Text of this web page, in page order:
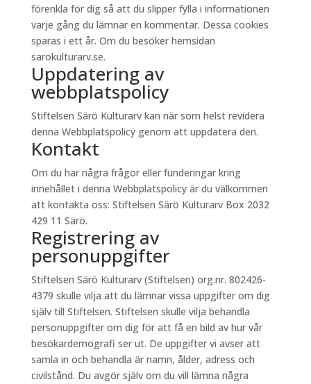
förenkla för dig så att du slipper fylla i informationen
varje gång du lämnar en kommentar. Dessa cookies
sparas i ett år. Om du besöker hemsidan
sarokulturarv.se.
Uppdatering av
webbplatspolicy
Stiftelsen Särö Kulturarv kan när som helst revidera
denna Webbplatspolicy genom att uppdatera den.
Kontakt
Om du har några frågor eller funderingar kring
innehållet i denna Webbplatspolicy är du välkommen
att kontakta oss: Stiftelsen Särö Kulturarv Box 2032
429 11 Särö.
Registrering av
personuppgifter
Stiftelsen Särö Kulturarv (Stiftelsen) org.nr. 802426-
4379 skulle vilja att du lämnar vissa uppgifter om dig
själv till Stiftelsen. Stiftelsen skulle vilja behandla
personuppgifter om dig för att få en bild av hur vår
besökardemografi ser ut. De uppgifter vi avser att
samla in och behandla är namn, ålder, adress och
civilstånd. Du avgör själv om du vill lämna några